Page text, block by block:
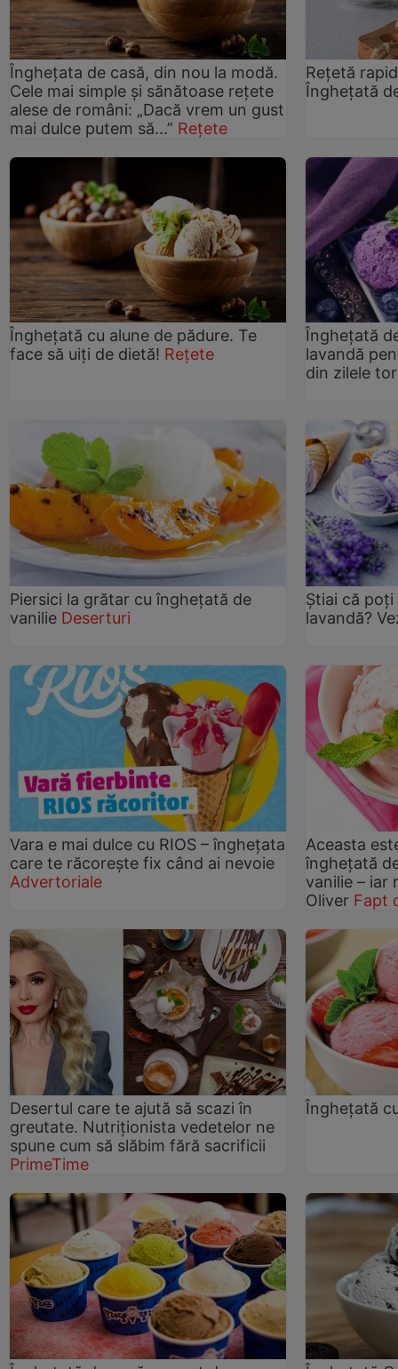
Înghețata de casă, din nou la modă.
Cele mai simple și sănătoase rețete
alese de români: „Dacă vrem un gust
mai dulce putem să...” Rețete
Reţetă
Îngheţată
Îngheţată cu alune de pădure. Te
face să uiți de dietă! Rețete
Îngheţată
lavandă
din zilele
Piersici la grătar cu înghețată de
vanilie Deserturi
Ştiai că
lavandă?
Vara e mai dulce cu RIOS – înghețata
care te răcorește fix când ai nevoie
Advertoriale
Aceasta
înghețată
vanilie – iar
Oliver Fapt
Desertul care te ajută să scazi în
greutate. Nutriționista vedetelor ne
spune cum să slăbim fără sacrificii
PrimeTime
Înghețată